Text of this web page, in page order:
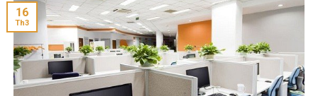
16
Th3